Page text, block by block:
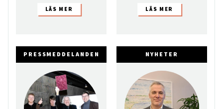
PRESSMEDDELANDEN NYHETER